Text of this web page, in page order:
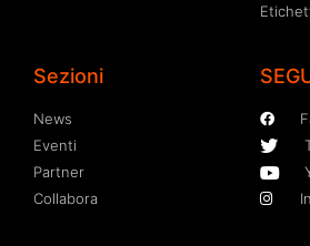
Sezioni
News
Eventi
Partner
Collabora